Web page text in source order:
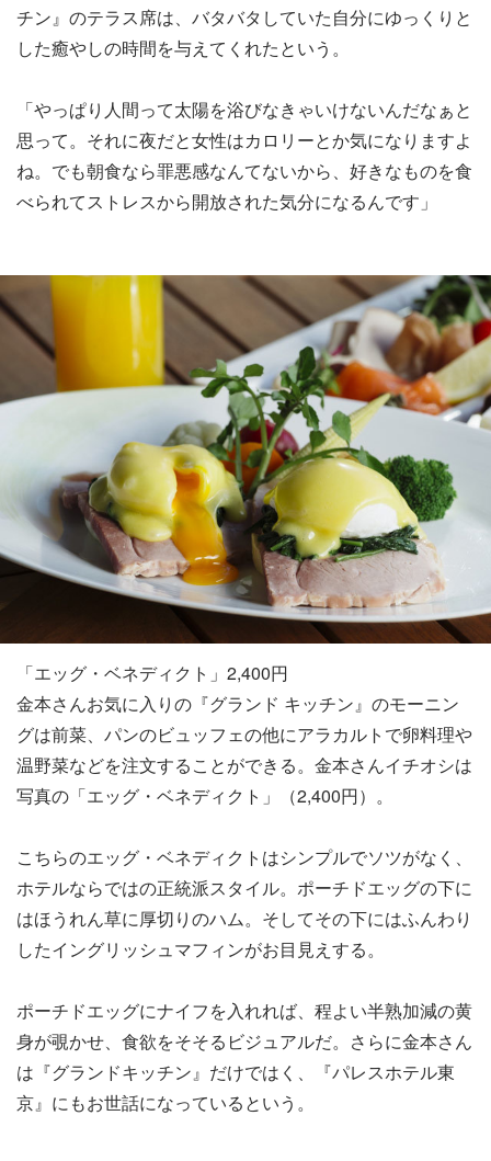
チン』のテラス席は、バタバタしていた自分にゆっくりと
した癒やしの時間を与えてくれたという。
「やっぱり人間って太陽を浴びなきゃいけないんだなぁと
思って。それに夜だと女性はカロリーとか気になりますよ
ね。でも朝食なら罪悪感なんてないから、好きなものを食
べられてストレスから開放された気分になるんです」
「エッグ・ベネディクト」2,400円
金本さんお気に入りの『グランド キッチン』のモーニン
グは前菜、パンのビュッフェの他にアラカルトで卵料理や
温野菜などを注文することができる。金本さんイチオシは
写真の「エッグ・ベネディクト」（2,400円）。
こちらのエッグ・ベネディクトはシンプルでソツがなく、
ホテルならではの正統派スタイル。ポーチドエッグの下に
はほうれん草に厚切りのハム。そしてその下にはふんわり
したイングリッシュマフィンがお目見えする。
ポーチドエッグにナイフを入れれば、程よい半熟加減の黄
身が覗かせ、食欲をそそるビジュアルだ。さらに金本さん
は『グランドキッチン』だけではく、『パレスホテル東
京』にもお世話になっているという。